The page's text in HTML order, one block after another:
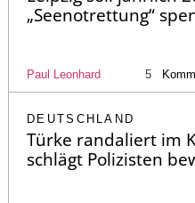
„Seenotrettung“
Paul Leonhard 5
DEUTSCHLAND
Türke randaliert im
schlägt Polizisten